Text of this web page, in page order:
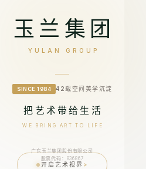
玉兰集团
YULAN GROUP
SINCE 1984 42载空间美学沉淀
把艺术带给生活
WE BRING ART TO LIFE
开启艺术视界 >
广东玉兰集团股份有限公司
股票代码：836867